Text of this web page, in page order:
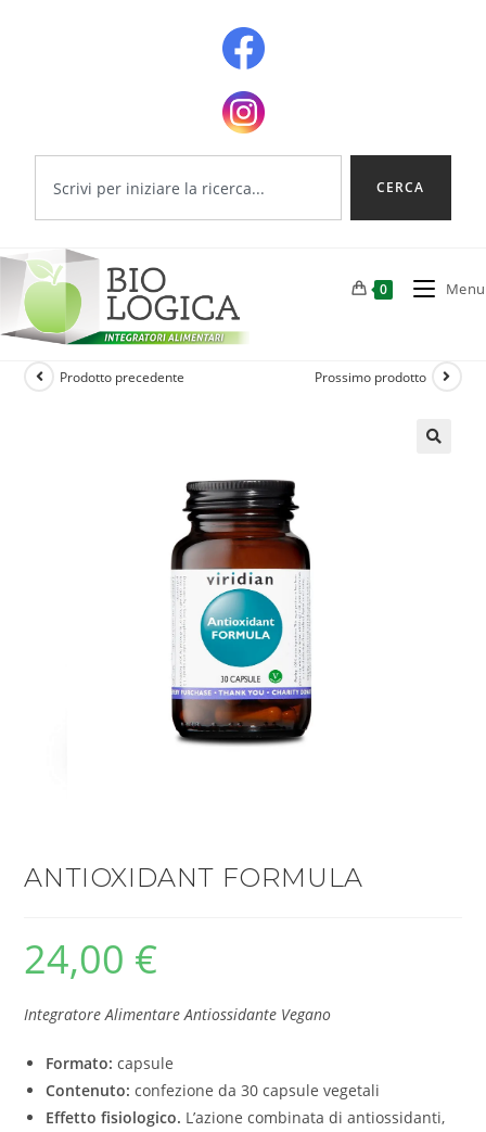
CERCA
0 Menu
Prodotto precedente Prossimo prodotto
ANTIOXIDANT FORMULA
24,00 €
Integratore Alimentare Antiossidante Vegano
Formato: capsule
Contenuto: confezione da 30 capsule vegetali
Effetto fisiologico. L’azione combinata di antiossidanti,